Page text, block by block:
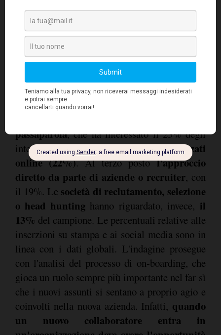
In Italia domina il passaparola
In Italia, le percentuali registrate sono
sensibilmente diverse.
passaparola, che ha interessato il 23% degli
intervistati, seguito daisiti specializzati
online (22%)
. Al terzo postol'approccio
diretto da parte di aziende o recruiter, con
il 19%. Le società di reclutamento, selezione
o head huntinghanno riguardato, invece, il
13% del campione. Le percentuali relative alle
inserzioni su stampa e ai social media sono in
linea con i dati globali. L'indagine prosegue
con l'analisi del processo di on-boarding, che
gioca un ruolo sempre più importante nel far sì
che i nuovi assunti si sentano a proprio agio e
coinvolti nella nuova azienda. Infatti, quando
un nuovo collaboratore entra in